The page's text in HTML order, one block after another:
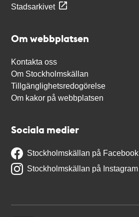
Stadsarkivet
Om webbplatsen
Kontakta oss
Om Stockholmskällan
Tillgänglighetsredogörelse
Om kakor på webbplatsen
Sociala medier
Stockholmskällan på Facebook
Stockholmskällan på Instagram